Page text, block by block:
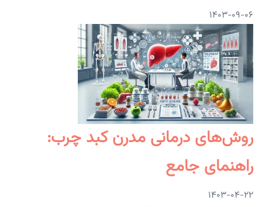
۱۴۰۳-۰۹-۰۶
روش‌های درمانی مدرن کبد چرب:
راهنمای جامع
۱۴۰۳-۰۴-۲۲